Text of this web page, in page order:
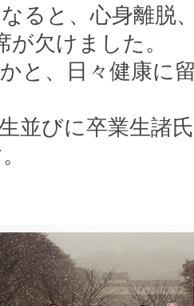
ると、心身離脱
欠けました。
と、日々健康に
並びに卒業生諸